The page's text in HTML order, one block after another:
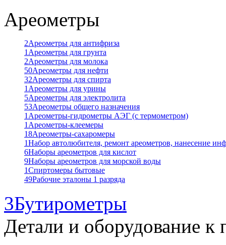
Ареометры
2Ареометры для антифриза
1 Ареометры для грунта
2Ареометры для молока
50Ареометры для нефти
32Ареометры для спирта
1 Ареометры для урины
5Ареометры для электролита
53Ареометры общего назначения
1 Ареометры-гидрометры АЭГ (с термометром)
1 Ареометры-клеемеры
18Ареометры-сахаромеры
1Набор автолюбителя, ремонт ареометров, нанесение
6Наборы ареометров для кислот
9Наборы ареометров для морской воды
1Спиртомеры бытовые
49Рабочие эталоны 1 разряда
3Бутирометры
Детали и оборудование к